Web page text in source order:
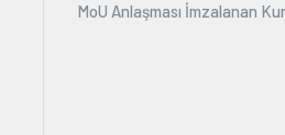
MoU Anlaşması İmzalanan